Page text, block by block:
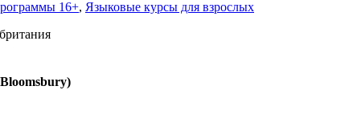
16+, Языковые курсы для взрослых